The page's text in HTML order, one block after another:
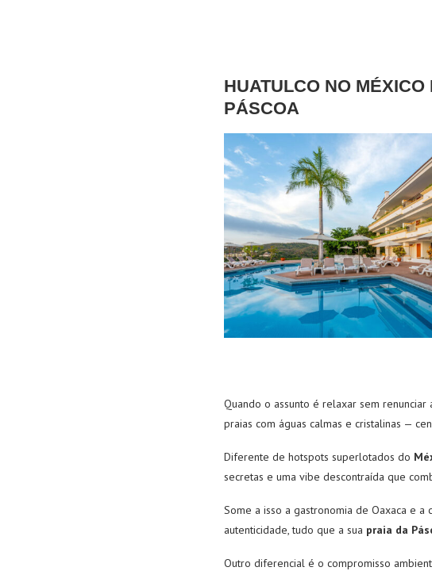
HUATULCO NO
PÁSCOA
Quando o assunto é relaxar sem renunciar
praias com águas calmas e cristalinas —
Diferente de hotspots superlotados do
secretas e uma vibe descontraída que
Some a isso a gastronomia de Oaxaca e
autenticidade, tudo que a sua praia da
Outro diferencial é o compromisso